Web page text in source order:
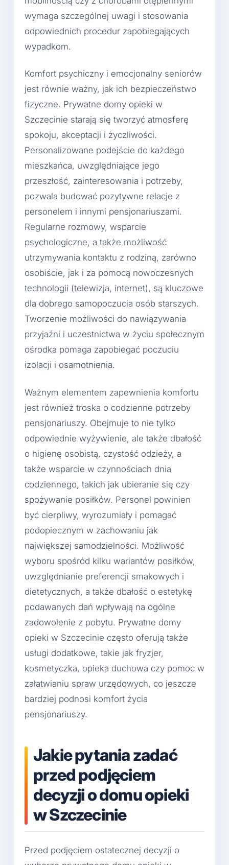
wymaga szczególnej uwagi i stosowania
odpowiednich procedur zapobiegających
wypadkom.
Komfort psychiczny i emocjonalny seniorów
jest równie ważny, jak ich bezpieczeństwo
fizyczne. Prywatne domy opieki w
Szczecinie starają się tworzyć atmosferę
spokoju, akceptacji i życzliwości.
Personalizowane podejście do każdego
mieszkańca, uwzględniające jego
przeszłość, zainteresowania i potrzeby,
pozwala budować pozytywne relacje z
personelem i innymi pensjonariuszami.
Regularne rozmowy, wsparcie
psychologiczne, a także możliwość
utrzymywania kontaktu z rodziną, zarówno
osobiście, jak i za pomocą nowoczesnych
technologii (telewizja, internet), są kluczowe
dla dobrego samopoczucia osób starszych.
Tworzenie możliwości do nawiązywania
przyjaźni i uczestnictwa w życiu społecznym
ośrodka pomaga zapobiegać poczuciu
izolacji i osamotnienia.
Ważnym elementem zapewnienia komfortu
jest również troska o codzienne potrzeby
pensjonariuszy. Obejmuje to nie tylko
odpowiednie wyżywienie, ale także dbałość
o higienę osobistą, czystość odzieży, a
także wsparcie w czynnościach dnia
codziennego, takich jak ubieranie się czy
spożywanie posiłków. Personel powinien
być cierpliwy, wyrozumiały i pomagać
podopiecznym w zachowaniu jak
największej samodzielności. Możliwość
wyboru spośród kilku wariantów posiłków,
uwzględnianie preferencji smakowych i
dietetycznych, a także dbałość o estetykę
podawanych dań wpływają na ogólne
zadowolenie z pobytu. Prywatne domy
opieki w Szczecinie często oferują także
usługi dodatkowe, takie jak fryzjer,
kosmetyczka, opieka duchowa czy pomoc w
załatwianiu spraw urzędowych, co jeszcze
bardziej podnosi komfort życia
pensjonariuszy.
Jakie pytania zadać
przed podjęciem
decyzji o domu opieki
w Szczecinie
Przed podjęciem ostatecznej decyzji o